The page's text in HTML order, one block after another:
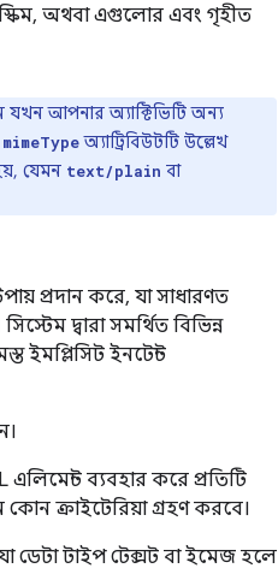
স্কিম, অথবা এগুলোর এবং গৃহীত
যখন আপনার অ্যাক্টিভিটি অন্য
অ্যাট্রিবিউটটি উল্লেখ
যেমন text/plain বা
প্রদান করে, যা সাধারণত
দ্বারা সমর্থিত বিভিন্ন
ইমপ্লিসিট ইনটেন্ট
এলিমেন্ট ব্যবহার করে প্রতিটি
ক্রাইটেরিয়া গ্রহণ করবে।
ডেটা টাইপ টেক্সট বা ইমেজ হলে